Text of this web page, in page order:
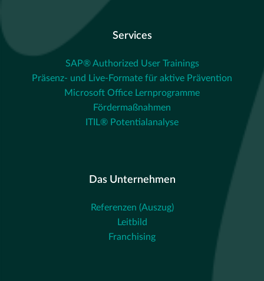
Services
SAP® Authorized User Trainings
Präsenz- und Live-Formate für aktive Prävention
Microsoft Office Lernprogramme
Fördermaßnahmen
ITIL® Potentialanalyse
Das Unternehmen
Referenzen (Auszug)
Leitbild
Franchising